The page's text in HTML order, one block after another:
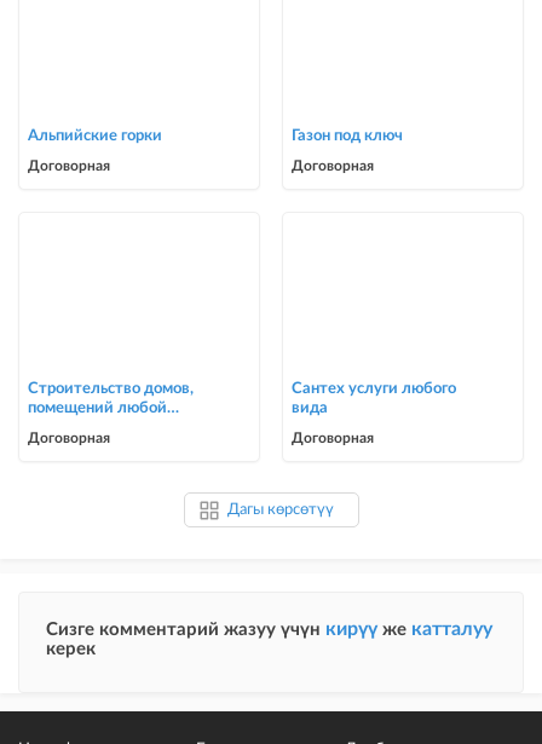
Альпийские горки
Договорная
Газон под ключ
Договорная
Строительство домов,
помещений любой
Договорная
Сантех услуги любого
вида
Договорная
Дагы көрсөтүү
Сизге комментарий жазуу үчүн кирүү же катталуу
керек